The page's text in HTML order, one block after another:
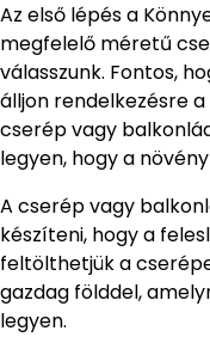
Az első lépés a
megfelelő méretű
válasszunk. Fontos,
álljon rendelkezésre
cserép vagy
legyen, hogy a
A cserép vagy
készíteni, hogy a
feltölthetjük a
gazdag földdel,
legyen.